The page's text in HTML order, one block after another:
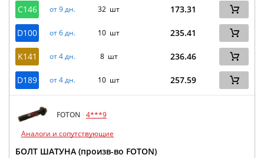
C146 от 9 дн. 32 шт 173.31
D100 от 6 дн. 10 шт 235.41
K141 от 4 дн. 8 шт 236.46
D189 от 4 дн. 10 шт 257.59
FOTON 4***9
Аналоги и сопутствующие
БОЛТ ШАТУНА (произв-во FOTON)